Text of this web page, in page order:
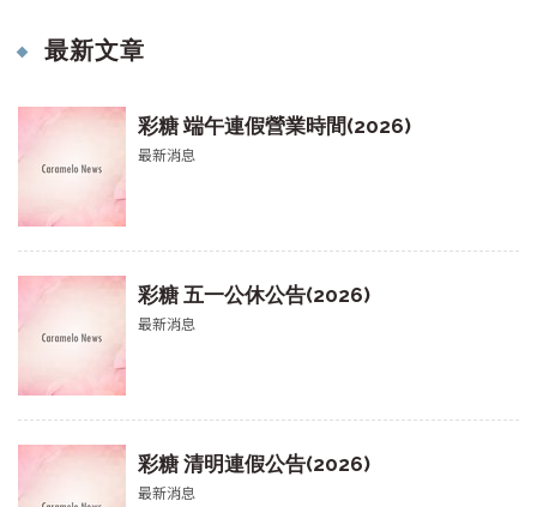
最新文章
彩糖 端午連假營業時間(2026)
最新消息
彩糖 五一公休公告(2026)
最新消息
彩糖 清明連假公告(2026)
最新消息